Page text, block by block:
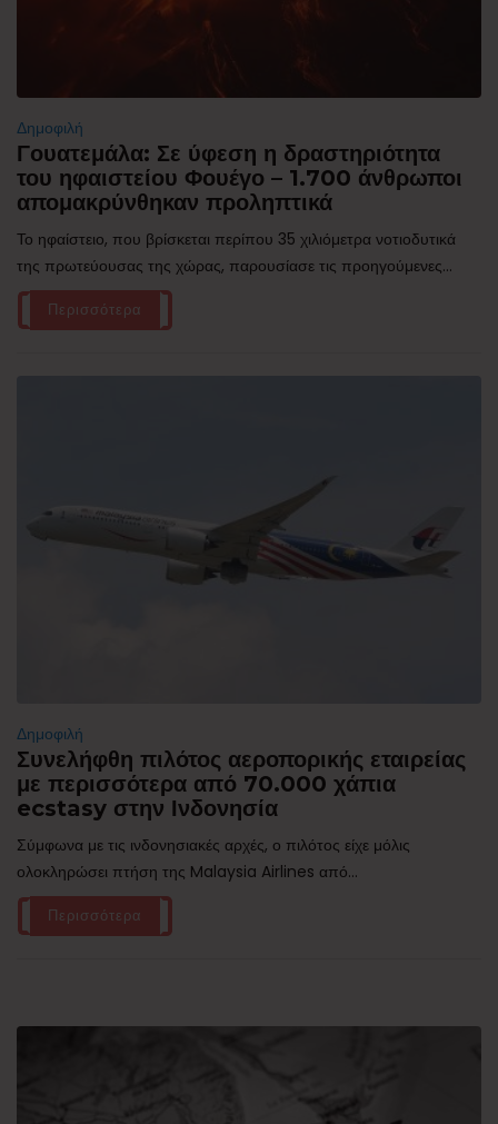
Δημοφιλή
Γουατεμάλα: Σε ύφεση η δραστηριότητα
του ηφαιστείου Φουέγο – 1.700 άνθρωποι
απομακρύνθηκαν προληπτικά
Το ηφαίστειο, που βρίσκεται περίπου 35 χιλιόμετρα νοτιοδυτικά
της πρωτεύουσας της χώρας, παρουσίασε τις προηγούμενες...
Περισσότερα
Δημοφιλή
Συνελήφθη πιλότος αεροπορικής εταιρείας
με περισσότερα από 70.000 χάπια
ecstasy στην Ινδονησία
Σύμφωνα με τις ινδονησιακές αρχές, ο πιλότος είχε μόλις
ολοκληρώσει πτήση της Malaysia Airlines από...
Περισσότερα